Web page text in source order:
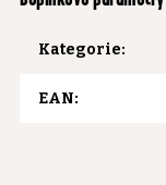
Kategorie:
EAN: